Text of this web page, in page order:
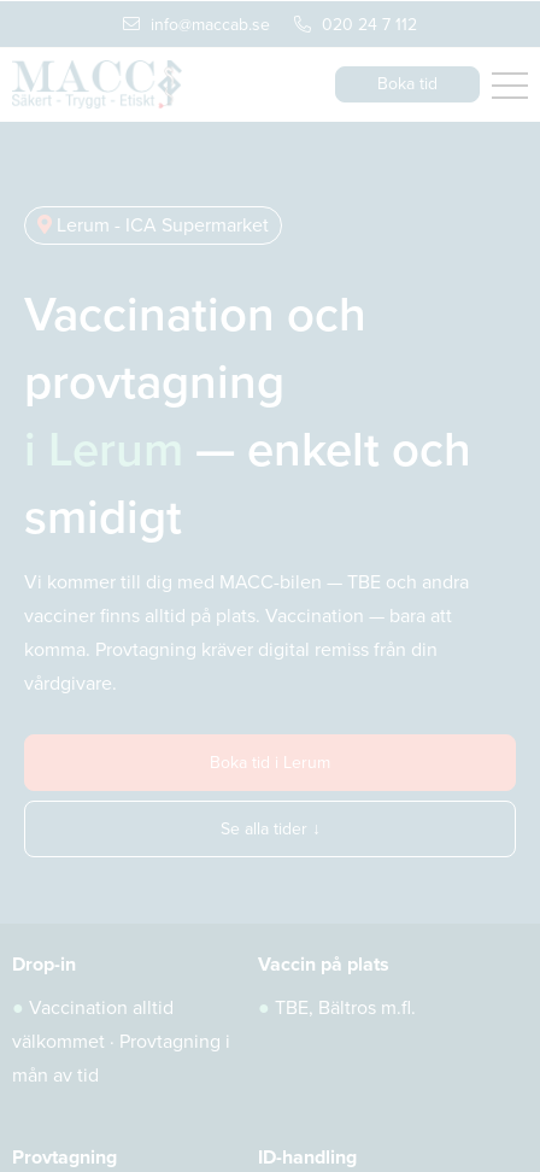
info@maccab.se 020 24 7 112
Boka tid
Lerum - ICA Supermarket
Vaccination och
provtagning
— enkelt och
smidigt
Vi kommer till dig med MACC-bilen — TBE och andra
vacciner finns alltid på plats. Vaccination — bara att
komma. Provtagning kräver digital remiss från din
vårdgivare.
Boka tid i Lerum
Se alla tider ↓
Drop-in
● Vaccination alltid
välkommet · Provtagning i
mån av tid
Vaccin på plats
● TBE, Bältros m.fl.
Provtagning
ID-handling